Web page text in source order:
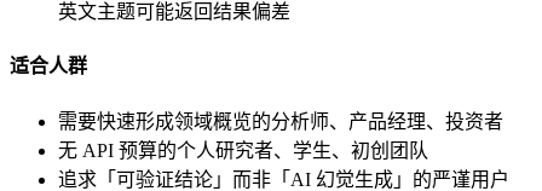
英文主题可能返回结果偏差
适合人群
需要快速形成领域概览的分析师、产品经理、投资者
无 API 预算的个人研究者、学生、初创团队
追求「可验证结论」而非「AI 幻觉生成」的严谨用户